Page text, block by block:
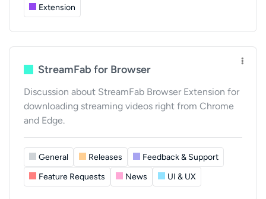
Extension
StreamFab for Browser
Discussion about StreamFab Browser Extension for
downloading streaming videos right from Chrome
and Edge.
General Releases
Feedback & Support
Feature Requests
News UI & UX